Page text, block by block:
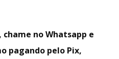
no Whatsapp e
pagando pelo Pix,